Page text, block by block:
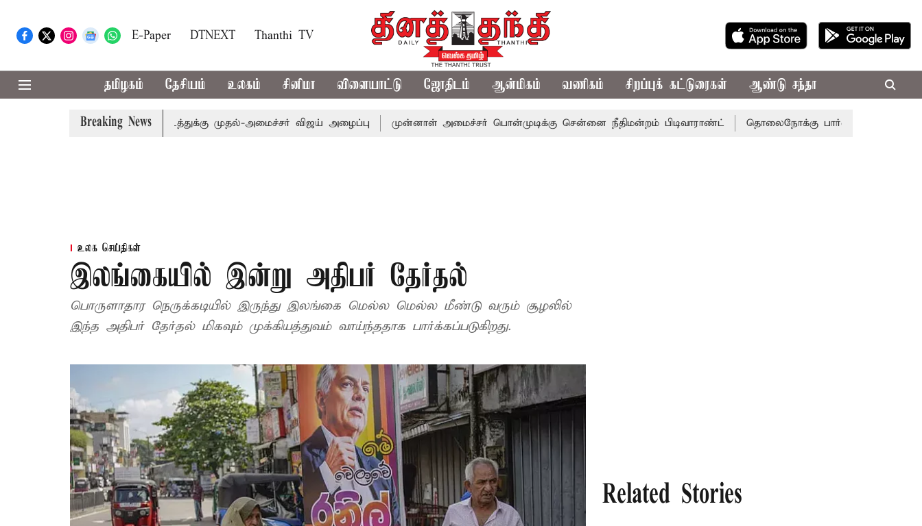
E-Paper DTNEXT Thanthi TV
தமிழகம் தேசியம் உலகம் சினிமா விளையாட்டு ஜோதிடம் ஆன்மிகம் வணிகம் சிறப்புக் கட்டுரைகள் ஆண்டு சந்தா
Breaking News
எம்.பி.க்கள் கூட்டத்துக்கு முதல்-அமைச்சர் விஜய் அழைப்பு முன்னாள் அமைச்சர் பொன்முடிக்கு சென்னை நீதிமன்றம் பிடிவாராண்ட் தொலைநோக்கு பார்வையுடன் கூடிய வேளாண்
உலக செய்திகள்
இலங்கையில் இன்று அதிபர் தேர்தல்
பொருளாதார நெருக்கடியில் இருந்து இலங்கை மெல்ல மெல்ல மீண்டு வரும் சூழலில்
இந்த அதிபர் தேர்தல் மிகவும் முக்கியத்துவம் வாய்ந்ததாக பார்க்கப்படுகிறது.
Related Stories